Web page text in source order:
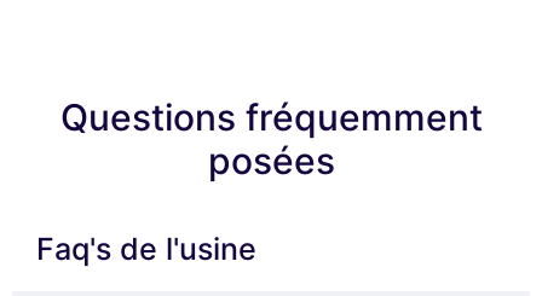
Questions fréquemment
posées
Faq's de l'usine